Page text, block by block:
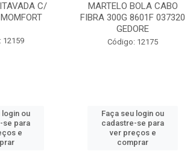
C/
12159
login ou
se para
e
MARTELO BOLA CABO
FIBRA 300G 8601F 037320
GEDORE
Código: 12175
Faça seu login ou
cadastre-se para
ver preços e
comprar